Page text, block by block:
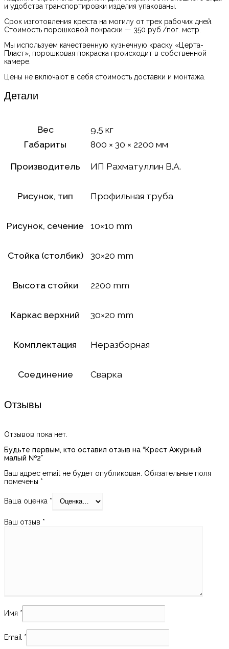
и удобства транспортировки изделия упакованы.
Срок изготовления креста на могилу от трех рабочих дней.
Стоимость порошковой покраски — 350 руб./пог. метр.
Мы используем качественную кузнечную краску «Церта-
Пласт», порошковая покраска происходит в собственной
камере.
Цены не включают в себя стоимость доставки и монтажа.
Детали
Вес
9,5 кг
Габариты
800 × 30 × 2200 мм
Производитель ИП Рахматуллин В.А.
Рисунок, тип Профильная труба
Рисунок, сечение 10×10 mm
Стойка (столбик) 30×20 mm
Высота стойки 2200 mm
Каркас верхний 30×20 mm
Комплектация Неразборная
Соединение Сварка
Отзывы
Отзывов пока нет.
Будьте первым, кто оставил отзыв на “Крест Ажурный
малый №2”
Ваш адрес email не будет опубликован. Обязательные поля
помечены *
Ваша оценка *
Ваш отзыв *
Имя *
Email *